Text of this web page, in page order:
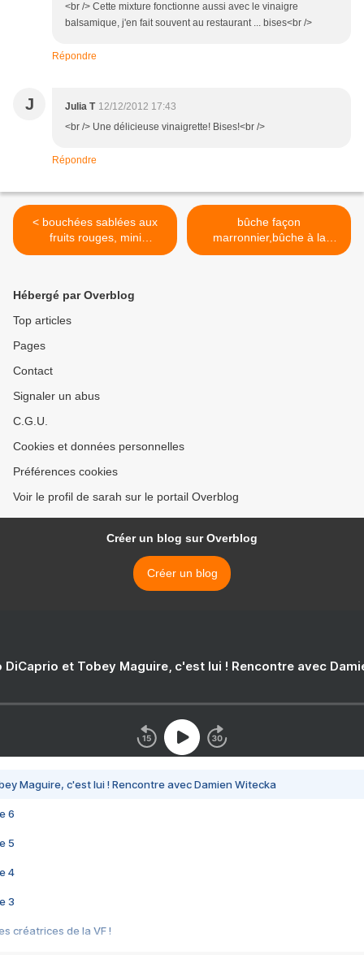
<br /> Cette mixture fonctionne aussi avec le vinaigre
balsamique, j'en fait souvent au restaurant ... bises<br />
Répondre
J Julia T 12/12/2012 17:43
<br /> Une délicieuse vinaigrette! Bises!<br />
Répondre
< bouchées sablées aux
fruits rouges, mini
tartelettes
bûche façon
marronnier,bûche à la
crème de marron recette en
Hébergé par Overblog
Top articles
Pages
Contact
Signaler un abus
C.G.U.
Cookies et données personnelles
Préférences cookies
Voir le profil de sarah sur le portail Overblog
Créer un blog sur Overblog
Créer un blog
DiCaprio et Tobey Maguire, c'est lui ! Rencontre avec
Maguire, c'est lui ! Rencontre avec Damien Witecka
6
5
4
3
créatrices de la VF !